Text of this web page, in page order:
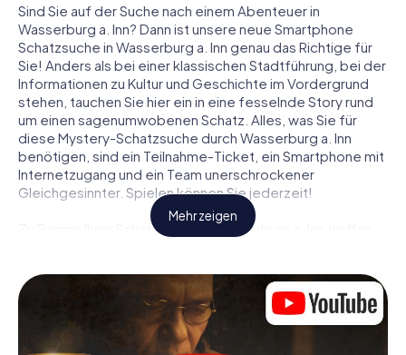
Sind Sie auf der Suche nach einem Abenteuer in
Wasserburg a. Inn? Dann ist unsere neue Smartphone
Schatzsuche in Wasserburg a. Inn genau das Richtige für
Sie! Anders als bei einer klassischen Stadtführung, bei der
Informationen zu Kultur und Geschichte im Vordergrund
stehen, tauchen Sie hier ein in eine fesselnde Story rund
um einen sagenumwobenen Schatz. Alles, was Sie für
diese Mystery-Schatzsuche durch Wasserburg a. Inn
benötigen, sind ein Teilnahme-Ticket, ein Smartphone mit
Internetzugang und ein Team unerschrockener
Gleichgesinnter. Spielen können Sie jederzeit!
Zu Beginn Ihrer Schatzsuche in Wasserburg a. Inn treffen
Team ist ein geborener Spurensucher? Wer ein
waschechter Abenteurer? Und wer hat das Zeug zum
Code-Knacker? Bei unserer Schatzsuche in Wasserburg
a. Inn ist für jeden Spieler die passende Rolle dabei.
Mehr zeigen